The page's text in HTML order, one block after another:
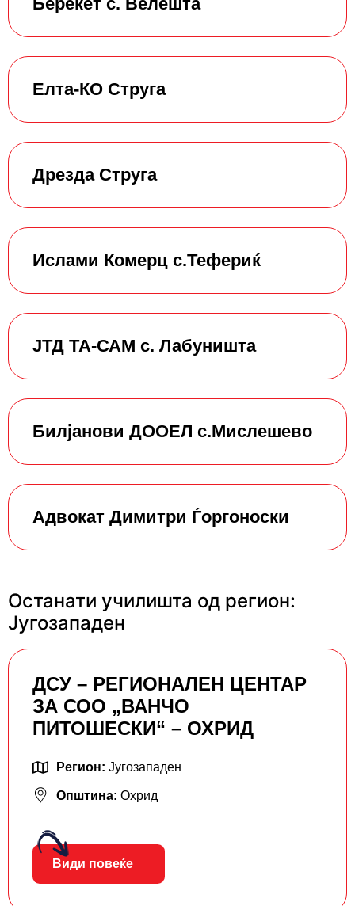
Елта-КО Струга
Дрезда Струга
Ислами Комерц с.Тефериќ
ЈТД ТА-САМ с. Лабуништа
Билјанови ДООЕЛ с.Мислешево
Адвокат Димитри Ѓоргоноски
Останати училишта од регион:
Југозападен
ДСУ – РЕГИОНАЛЕН ЦЕНТАР
ЗА СОО „ВАНЧО
ПИТОШЕСКИ“ – ОХРИД
Регион: Југозападен
Општина: Охрид
Види повеќе